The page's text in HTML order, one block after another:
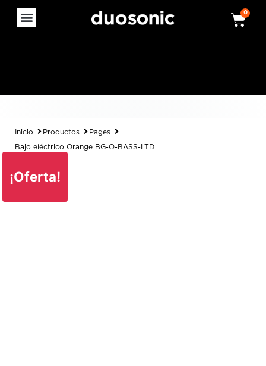
0
Inicio Productos Pages
Bajo eléctrico Orange BG-O-BASS-LTD
¡Oferta!